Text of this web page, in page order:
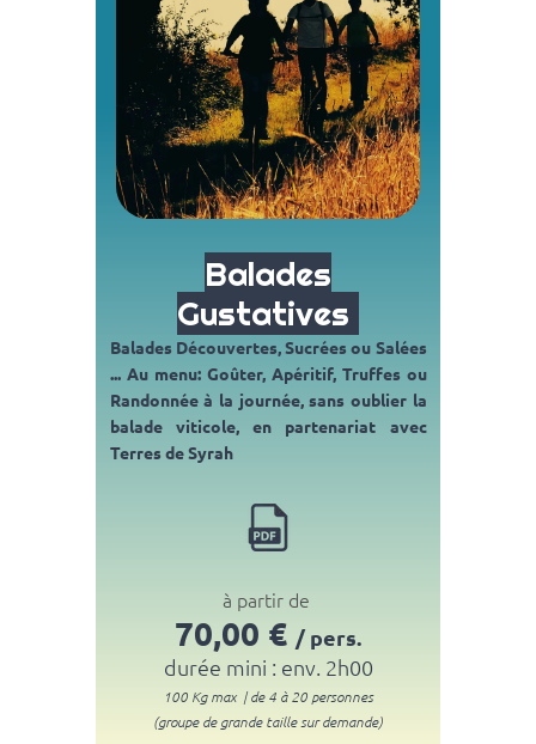
Balades
Gustatives
Balades Découvertes, Sucrées ou Salées
... Au menu: Goûter, Apéritif, Truffes ou
Randonnée à la journée, sans oublier la
balade viticole, en partenariat avec
Terres de Syrah
à partir de
70,00 € / pers.
durée mini : env. 2h00
100 Kg max | de 4 à 20 personnes
(groupe de grande taille sur demande)